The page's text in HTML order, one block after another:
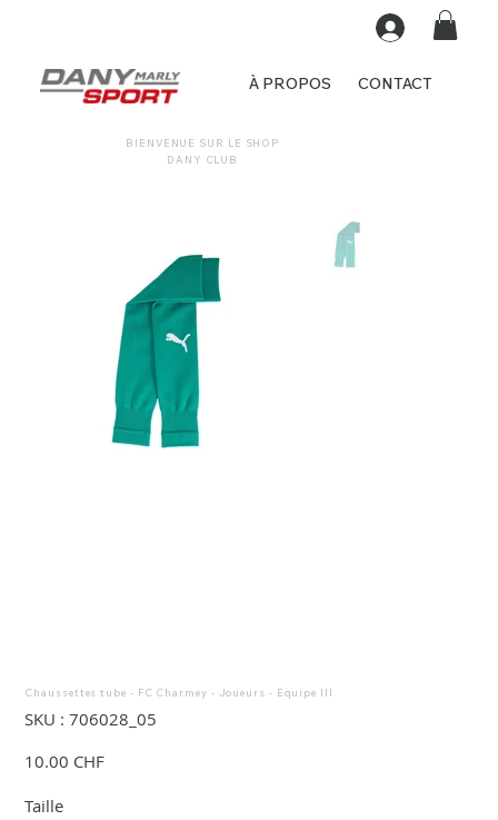
DANY CLUB
BIENVENUE SUR LE SHOP
À PROPOS CONTACT
Chaussettes tube - FC Charmey - Joueurs - Equipe lll
SKU : SKU
706028_05
706028_05
10.00 CHF
Taille